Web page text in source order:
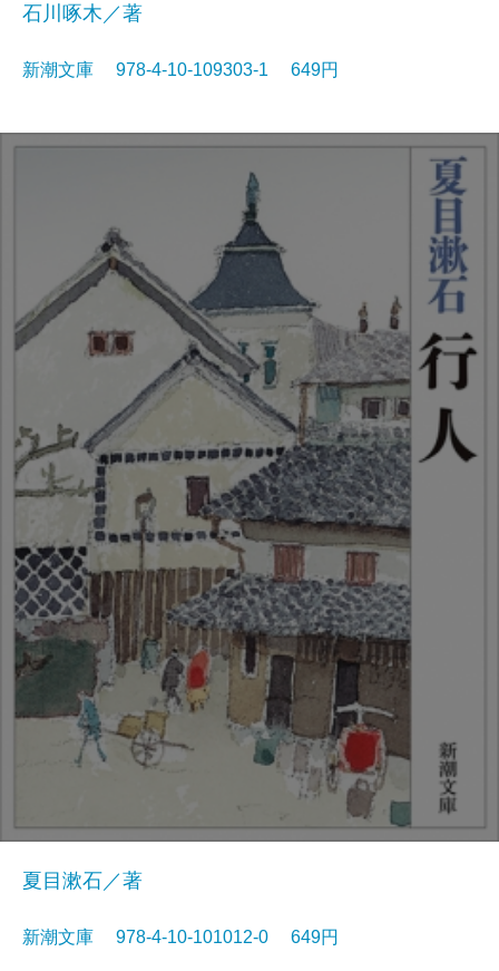
石川啄木／著
新潮文庫 978-4-10-109303-1 649円
夏目漱石／著
新潮文庫 978-4-10-101012-0 649円